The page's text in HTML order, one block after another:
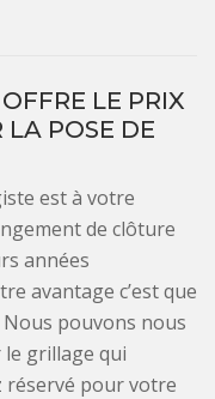
LE PRIX
POSE DE
est à votre
de clôture
années
avantage c’est que
pouvons nous
grillage qui
réservé pour votre